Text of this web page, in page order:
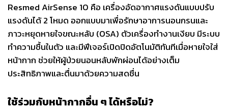
Resmed AirSense 10 คือ เครื่องอัดอากาศแรงดันแบบปรับ
แรงดันได้ 2 โหมด ออกแบบมาเพื่อรักษาอาการนอนกรนและ
ภาวะหยุดหายใจขณะหลับ (OSA) ตัวเครื่องทำงานเงียบ มีระบบ
ทำความชื้นในตัว และมีฟีเจอร์เปิดปิดอัตโนมัติทันทีเมื่อหายใจใส่
หน้ากาก ช่วยให้ผู้ป่วยนอนหลับพักผ่อนได้อย่างเต็ม
ประสิทธิภาพและตื่นมาด้วยความสดชื่น
ใช้ร่วมกับหน้ากากอื่น ๆ ได้หรือไม่?